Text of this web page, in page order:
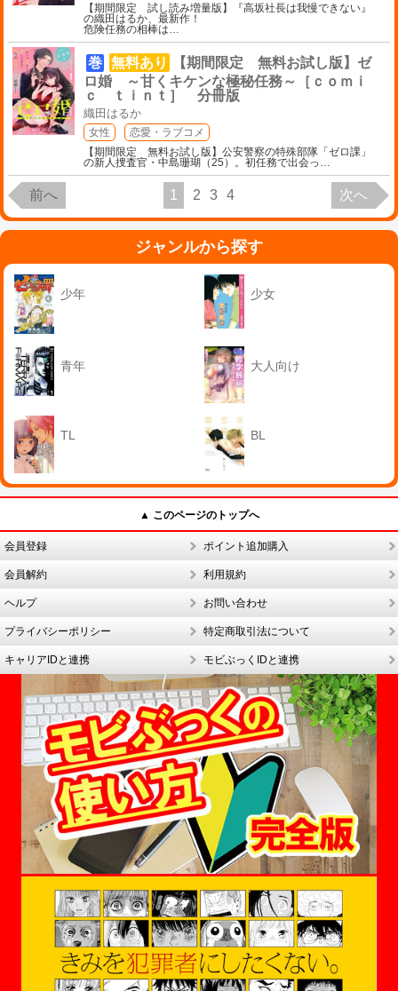
【期間限定 試し読み増量版】『高坂社長は我慢できない』
の織田はるか、最新作！
危険任務の相棒は
巻 無料あり
【期間限定 無料お試し版】ゼ
ロ婚 ～甘くキケンな極秘任務～［ｃｏｍｉ
ｃ ｔｉｎｔ］ 分冊版
織田はるか
女性
恋愛・ラブコメ
【期間限定 無料お試し版】公安警察の特殊部隊「ゼロ課」
の新人捜査官・中島珊瑚（25）。初任務で出会っ
前へ 1 2 3 4 次へ
ジャンルから探す
少年 少女
青年 大人向け
TL BL
▲ このページのトップへ
会員登録 ポイント追加購入
会員解約 利用規約
ヘルプ お問い合わせ
プライバシーポリシー 特定商取引法について
キャリアIDと連携 モビぶっくIDと連携